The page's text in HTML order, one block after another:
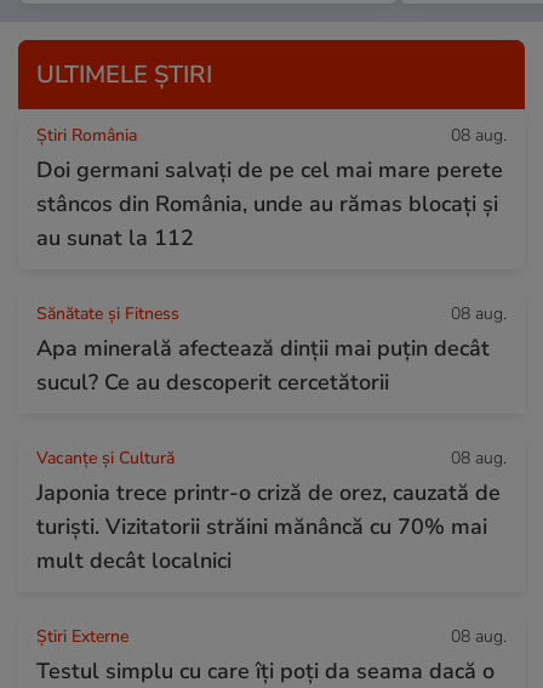
ULTIMELE ȘTIRI
Știri România 08 aug.
Doi germani salvați de pe cel mai mare perete
stâncos din România, unde au rămas blocați și
au sunat la 112
Sănătate și Fitness 08 aug.
Apa minerală afectează dinții mai puțin decât
sucul? Ce au descoperit cercetătorii
Vacanțe și Cultură 08 aug.
Japonia trece printr-o criză de orez, cauzată de
turiști. Vizitatorii străini mănâncă cu 70% mai
mult decât localnici
Știri Externe 08 aug.
Testul simplu cu care îți poți da seama dacă o